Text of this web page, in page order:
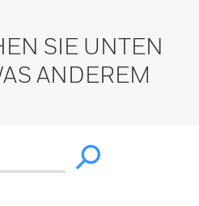
SIE UNTEN
ANDEREM